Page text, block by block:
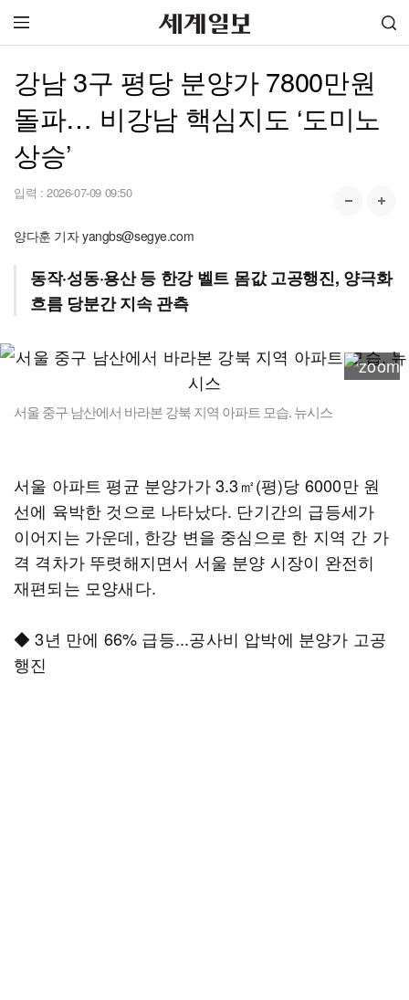
강남 3구 평당 분양가 7800만원
돌파… 비강남 핵심지도 ‘도미노
상승’
입력 : 2026-07-09 09:50
양다훈 기자 yangbs@segye.com
동작·성동·용산 등 한강 벨트 몸값 고공행진, 양극화
흐름 당분간 지속 관측
서울 중구 남산에서 바라본 강북 지역 아파트 모습. 뉴시스
서울 아파트 평균 분양가가 3.3㎡(평)당 6000만 원
선에 육박한 것으로 나타났다. 단기간의 급등세가
이어지는 가운데, 한강 변을 중심으로 한 지역 간 가
격 격차가 뚜렷해지면서 서울 분양 시장이 완전히
재편되는 모양새다.
◆ 3년 만에 66% 급등...공사비 압박에 분양가 고공
행진